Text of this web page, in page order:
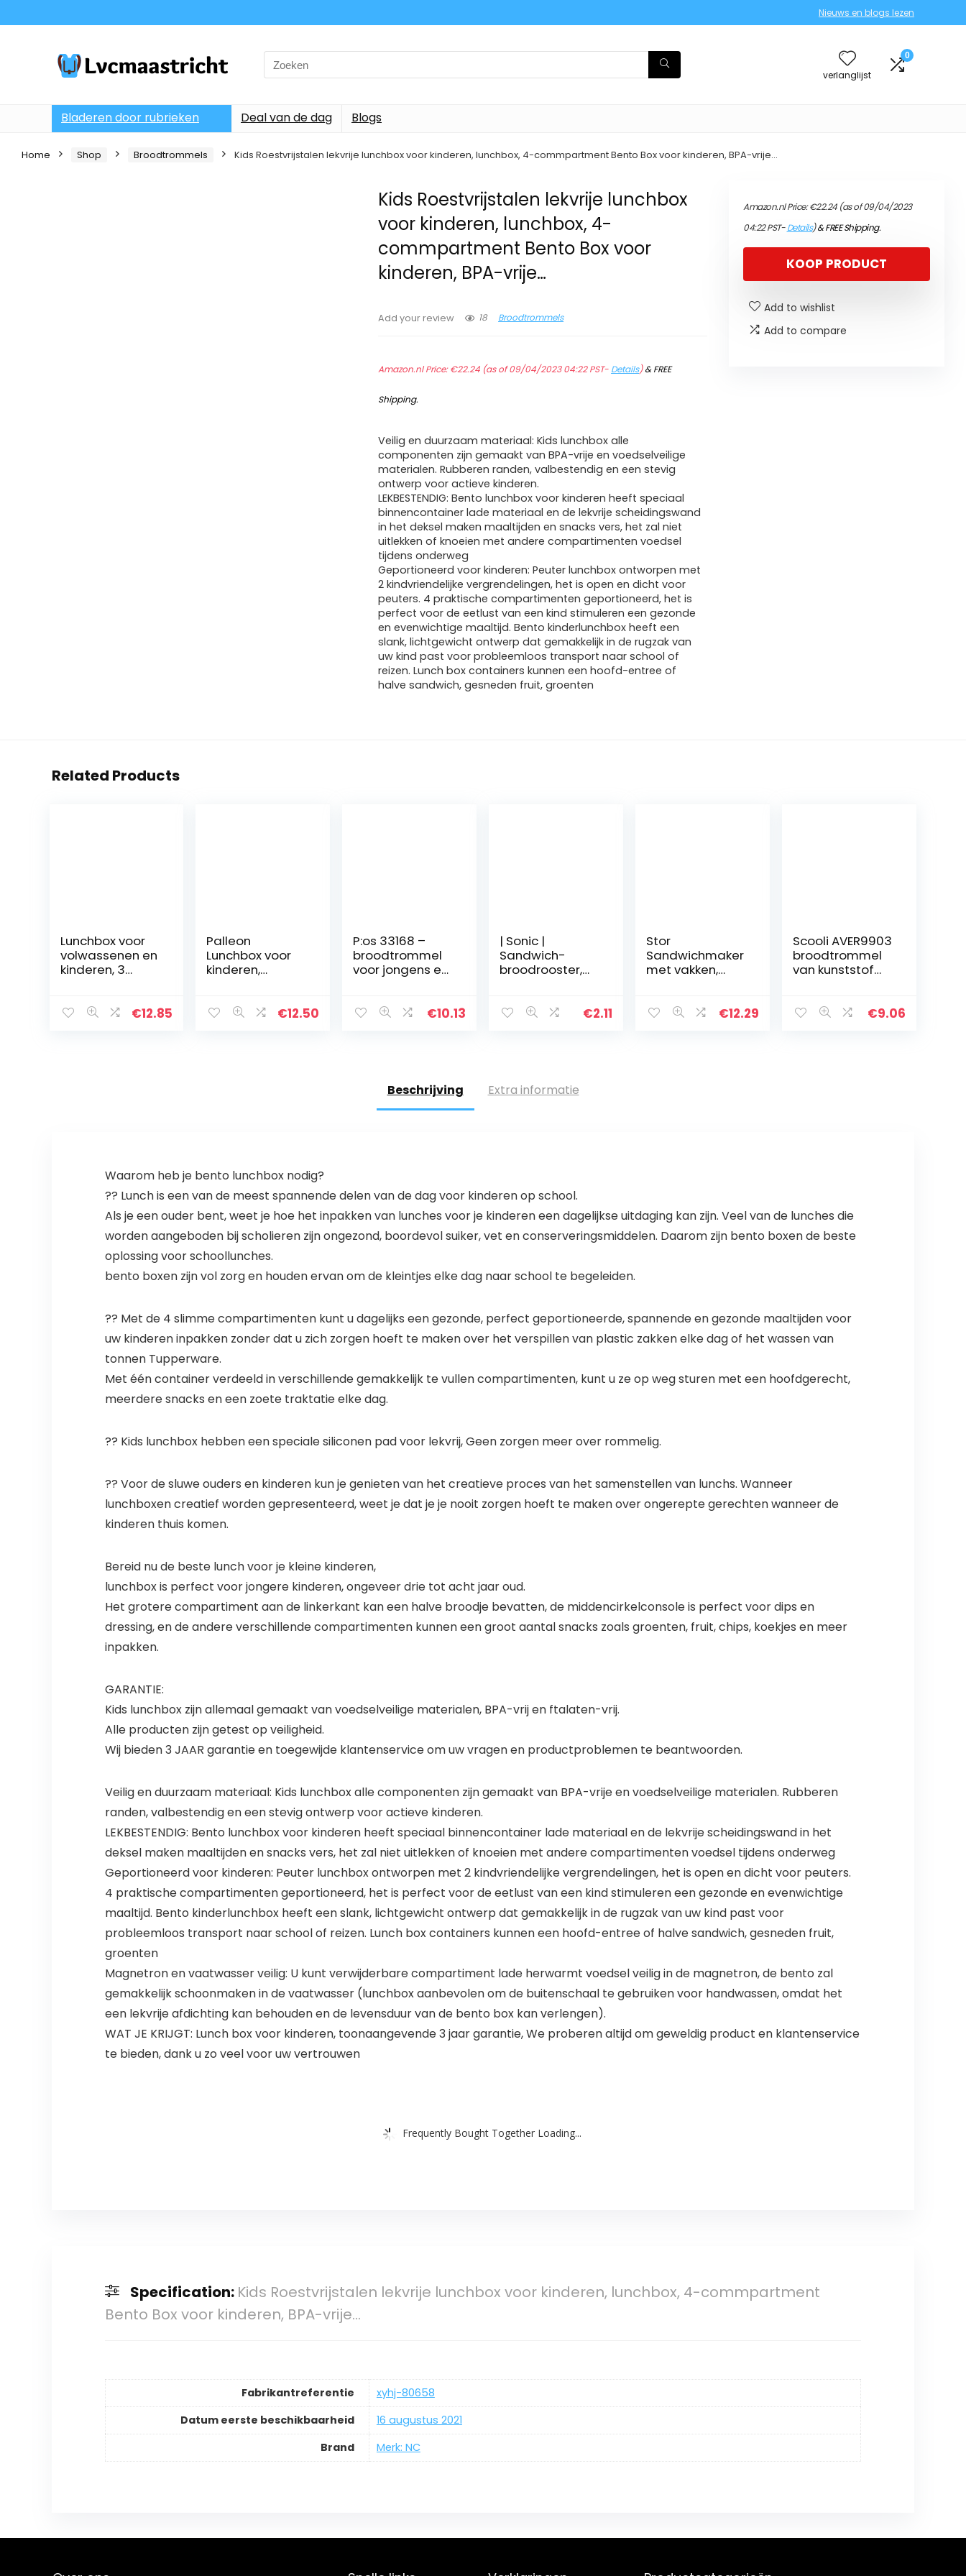
Nieuws en blogs lezen
Search
for:
verlanglijst
0
Bladeren door rubrieken Deal van de dag Blogs
Home Shop Broodtrommels Kids Roestvrijstalen lekvrije lunchbox voor kinderen, lunchbox, 4-commpartment Bento Box voor kinderen, BPA-vrije…
Kids Roestvrijstalen lekvrije lunchbox
voor kinderen, lunchbox, 4-
commpartment Bento Box voor
kinderen, BPA-vrije…
Add your review 18 Broodtrommels
Amazon.nl Price:€22.24 (as of 09/04/2023 04:22 PST- Details)&FREE
Shipping.
Veilig en duurzaam materiaal: Kids lunchbox alle
componenten zijn gemaakt van BPA-vrije en voedselveilige
materialen. Rubberen randen, valbestendig en een stevig
ontwerp voor actieve kinderen.
LEKBESTENDIG: Bento lunchbox voor kinderen heeft speciaal
binnencontainer lade materiaal en de lekvrije scheidingswand
in het deksel maken maaltijden en snacks vers, het zal niet
uitlekken of knoeien met andere compartimenten voedsel
tijdens onderweg
Geportioneerd voor kinderen: Peuter lunchbox ontworpen met
2 kindvriendelijke vergrendelingen, het is open en dicht voor
peuters. 4 praktische compartimenten geportioneerd, het is
perfect voor de eetlust van een kind stimuleren een gezonde
en evenwichtige maaltijd. Bento kinderlunchbox heeft een
slank, lichtgewicht ontwerp dat gemakkelijk in de rugzak van
uw kind past voor probleemloos transport naar school of
reizen. Lunch box containers kunnen een hoofd-entree of
halve sandwich, gesneden fruit, groenten
Amazon.nl Price:€22.24(as of 09/04/2023
04:22 PST-Details)&FREE Shipping.
KOOP PRODUCT
Add to wishlist
Add to compare
Related Products
Lunchbox voor
volwassenen en
kinderen, 3
lepel en vork€12.85
Palleon
Lunchbox voor
kinderen,
school,
€12.50
P:os 33168 –
broodtrommel
voor jongens en
motief en 3
€10.13
| Sonic |
Sandwich-
broodrooster,
lunchbox voor €2.11
Stor
Sandwichmaker
met vakken,
verkrijgbaar €12.29
Scooli AVER9903
broodtrommel
van kunststof
Avengers,
€9.06
Beschrijving Extra informatie
Waarom heb je bento lunchbox nodig?
?? Lunch is een van de meest spannende delen van de dag voor kinderen op school.
Als je een ouder bent, weet je hoe het inpakken van lunches voor je kinderen een dagelijkse uitdaging kan zijn. Veel van de lunches die
worden aangeboden bij scholieren zijn ongezond, boordevol suiker, vet en conserveringsmiddelen. Daarom zijn bento boxen de beste
oplossing voor schoollunches.
bento boxen zijn vol zorg en houden ervan om de kleintjes elke dag naar school te begeleiden.
?? Met de 4 slimme compartimenten kunt u dagelijks een gezonde, perfect geportioneerde, spannende en gezonde maaltijden voor
uw kinderen inpakken zonder dat u zich zorgen hoeft te maken over het verspillen van plastic zakken elke dag of het wassen van
tonnen Tupperware.
Met één container verdeeld in verschillende gemakkelijk te vullen compartimenten, kunt u ze op weg sturen met een hoofdgerecht,
meerdere snacks en een zoete traktatie elke dag.
?? Kids lunchbox hebben een speciale siliconen pad voor lekvrij, Geen zorgen meer over rommelig.
?? Voor de sluwe ouders en kinderen kun je genieten van het creatieve proces van het samenstellen van lunchs. Wanneer
lunchboxen creatief worden gepresenteerd, weet je dat je je nooit zorgen hoeft te maken over ongerepte gerechten wanneer de
kinderen thuis komen.
Bereid nu de beste lunch voor je kleine kinderen,
lunchbox is perfect voor jongere kinderen, ongeveer drie tot acht jaar oud.
Het grotere compartiment aan de linkerkant kan een halve broodje bevatten, de middencirkelconsole is perfect voor dips en
dressing, en de andere verschillende compartimenten kunnen een groot aantal snacks zoals groenten, fruit, chips, koekjes en meer
inpakken.
GARANTIE:
Kids lunchbox zijn allemaal gemaakt van voedselveilige materialen, BPA-vrij en ftalaten-vrij.
Alle producten zijn getest op veiligheid.
Wij bieden 3 JAAR garantie en toegewijde klantenservice om uw vragen en productproblemen te beantwoorden.
Veilig en duurzaam materiaal: Kids lunchbox alle componenten zijn gemaakt van BPA-vrije en voedselveilige materialen. Rubberen
randen, valbestendig en een stevig ontwerp voor actieve kinderen.
LEKBESTENDIG: Bento lunchbox voor kinderen heeft speciaal binnencontainer lade materiaal en de lekvrije scheidingswand in het
deksel maken maaltijden en snacks vers, het zal niet uitlekken of knoeien met andere compartimenten voedsel tijdens onderweg
Geportioneerd voor kinderen: Peuter lunchbox ontworpen met 2 kindvriendelijke vergrendelingen, het is open en dicht voor peuters.
4 praktische compartimenten geportioneerd, het is perfect voor de eetlust van een kind stimuleren een gezonde en evenwichtige
maaltijd. Bento kinderlunchbox heeft een slank, lichtgewicht ontwerp dat gemakkelijk in de rugzak van uw kind past voor
probleemloos transport naar school of reizen. Lunch box containers kunnen een hoofd-entree of halve sandwich, gesneden fruit,
groenten
Magnetron en vaatwasser veilig: U kunt verwijderbare compartiment lade herwarmt voedsel veilig in de magnetron, de bento zal
gemakkelijk schoonmaken in de vaatwasser (lunchbox aanbevolen om de buitenschaal te gebruiken voor handwassen, omdat het
een lekvrije afdichting kan behouden en de levensduur van de bento box kan verlengen).
WAT JE KRIJGT: Lunch box voor kinderen, toonaangevende 3 jaar garantie, We proberen altijd om geweldig product en klantenservice
te bieden, dank u zo veel voor uw vertrouwen
Frequently Bought Together Loading...
Specification: Kids Roestvrijstalen lekvrije lunchbox voor kinderen, lunchbox, 4-commpartment
Bento Box voor kinderen, BPA-vrije…
Fabrikantreferentie
xyhj-80658
Datum eerste beschikbaarheid
16 augustus 2021
Brand
Merk: NC